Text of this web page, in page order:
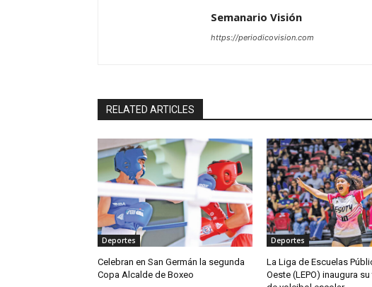
Semanario Visión
https://periodicovision.com
RELATED ARTICLES
Deportes
Celebran en San Germán la segunda
Copa Alcalde de Boxeo
Deportes
La Liga de Escuelas
Oeste (LEPO) inaugura